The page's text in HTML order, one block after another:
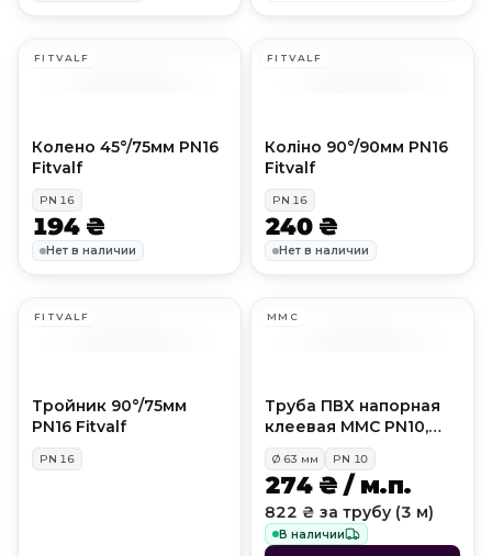
FITVALF
Колено 45°/75мм PN16
Fitvalf
PN 16
194 ₴
Нет в наличии
FITVALF
Коліно 90°/90мм PN16
Fitvalf
PN 16
240 ₴
Нет в наличии
FITVALF
Тройник 90°/75мм
PN16 Fitvalf
PN 16
MMC
Труба ПВХ напорная
клеевая MMC PN10,
D63 мм
Ø 63 мм PN 10
274 ₴ / м.п.
822 ₴ за трубу (3 м)
В наличии